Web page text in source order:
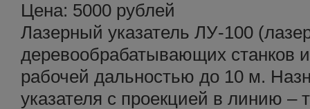
Цена: 5000 рублей
Лазерный указатель ЛУ-100
деревообрабатывающих станков
рабочей дальностью до 10 м.
указателя c проекцией в линию –